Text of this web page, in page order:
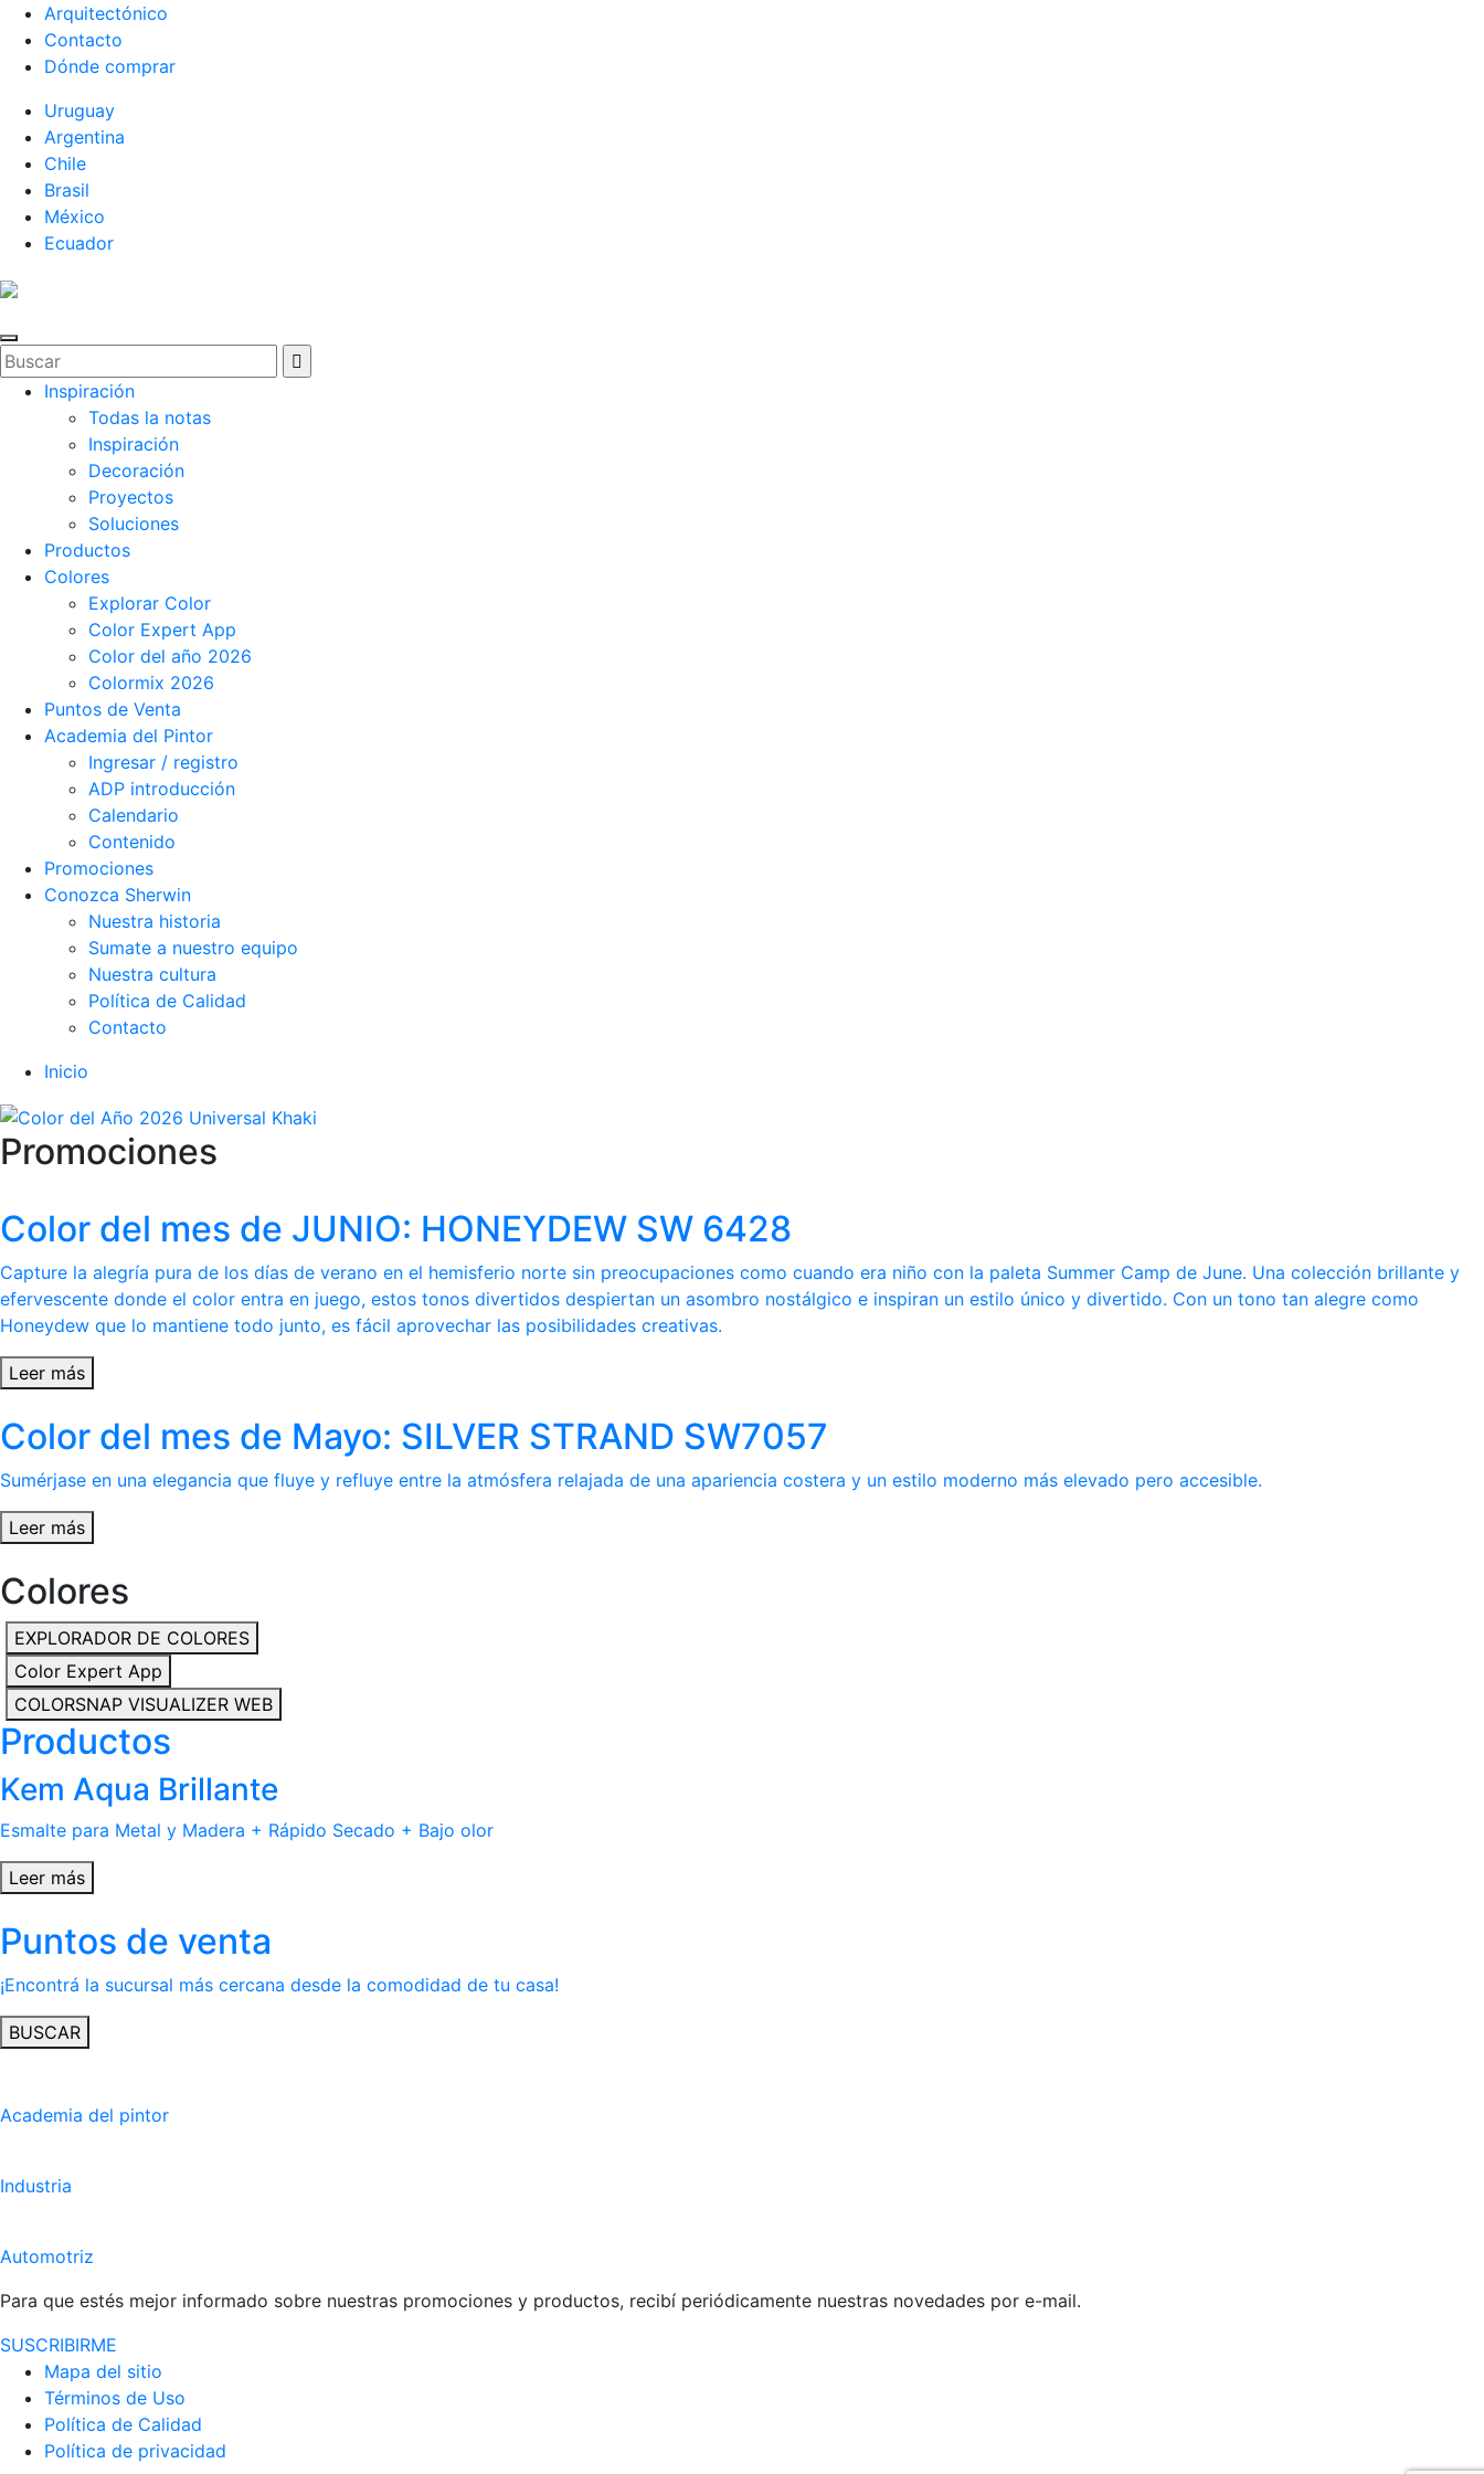
Arquitectónico
Contacto
Dónde comprar
Uruguay
Argentina
Chile
Brasil
México
Ecuador
Inspiración
Todas la notas
Inspiración
Decoración
Proyectos
Soluciones
Productos
Colores
Explorar Color
Color Expert App
Color del año 2026
Colormix 2026
Puntos de Venta
Academia del Pintor
Ingresar / registro
ADP introducción
Calendario
Contenido
Promociones
Conozca Sherwin
Nuestra historia
Sumate a nuestro equipo
Nuestra cultura
Política de Calidad
Contacto
Inicio
Promociones
Color del mes de JUNIO: HONEYDEW SW 6428
Capture la alegría pura de los días de verano en el hemisferio norte sin preocupaciones como cuando era niño con la paleta Summer Camp de June. Una colección brillante y
efervescente donde el color entra en juego, estos tonos divertidos despiertan un asombro nostálgico e inspiran un estilo único y divertido. Con un tono tan alegre como
Honeydew que lo mantiene todo junto, es fácil aprovechar las posibilidades creativas.
Leer más
Color del mes de Mayo: SILVER STRAND SW7057
Sumérjase en una elegancia que fluye y refluye entre la atmósfera relajada de una apariencia costera y un estilo moderno más elevado pero accesible.
Leer más
Colores
EXPLORADOR DE COLORES
Color Expert App
COLORSNAP VISUALIZER WEB
Productos
Kem Aqua Brillante
Esmalte para Metal y Madera + Rápido Secado + Bajo olor
Leer más
Puntos de venta
¡Encontrá la sucursal más cercana desde la comodidad de tu casa!
BUSCAR
Academia del pintor
Industria
Automotriz
Para que estés mejor informado sobre nuestras promociones y productos, recibí periódicamente nuestras novedades por e-mail.
SUSCRIBIRME
Mapa del sitio
Términos de Uso
Política de Calidad
Política de privacidad